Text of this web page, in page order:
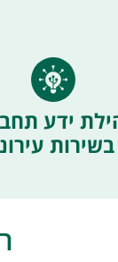
ידע
בשירות